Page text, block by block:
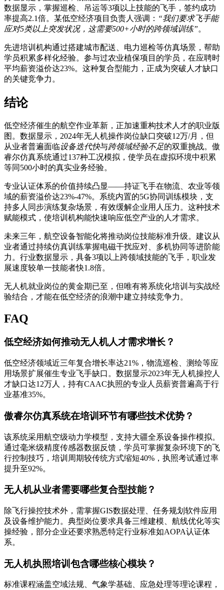
数据显示，掌握巡检、吊运等3项以上技能的飞手，签约成功
率提高2.1倍。某低空经济项目负责人强调： “我们要求飞手能
应对5类以上突发状况，这需要500+小时的跨领域训练”。
先进培训机构通过搭建城市配送、电力巡检等仿真场景，帮助
学员积累多样化经验。参与过农业植保项目的学员，在应聘时
平均薪资溢价达23%。这种复合型能力，正成为突破人才缺口
的关键竞争力。
结论
低空经济催生的航空作业革新，正加速重构技术人才的职业版
图。数据显示，2024年无人机操作岗位缺口突破12万/月，但
从业者普遍面临设备迭代快与跨领域经验不足的双重挑战。傲
睿尔仿真系统通过137种工况模拟，使学员在虚拟环境中积累
等同500小时的真实业务经验。
专业认证体系的价值持续凸显——持证飞手在物流、农业等领
域的薪资溢价达23%-47%。系统内置的5G协同训练模块，支
持多人同步演练复杂场景，有效缓解企业用人压力。这种技术
赋能模式，使培训机构能快速响应低空产业的人才需求。
未来三年，航空设备智能化将推动岗位技能标准升级。建议从
业者通过持续仿真训练掌握电磁干扰应对、多机协同等进阶能
力。行业数据显示，具备3项以上跨领域技能的飞手，职业发
展速度较单一技能者快1.8倍。
无人机就业岗位的黄金期已至，但唯有将系统化培训与实战经
验结合，才能在低空经济的浪潮中建立持续竞争力。
FAQ
低空经济如何推动无人机人才需求增长？
低空经济领域近三年复合增长率达21%，物流巡检、测绘等应
用场景扩展催生专业飞手缺口。数据显示2023年无人机操控人
才缺口达12万人，持有CAAC执照的专业人员薪资普遍高于行
业基准35%。
傲睿尔仿真系统在培训环节有哪些技术优势？
该系统采用航空级动力学模型，支持大疆全系设备操作模拟。
通过毫米级精度传感器数据反馈，学员可掌握复杂环境下的飞
行控制技巧，培训周期较传统方式缩短40%，执照考试通过率
提升至92%。
无人机从业者需要哪些复合型技能？
除飞行操控技术外，需掌握GIS数据处理、任务规划软件应用
及设备维护能力。典型岗位要求具备三维建模、航线优化等实
操经验，部分企业还要求熟悉特定行业标准如AOPA认证体
系。
无人机执照培训包含哪些核心模块？
标准课程涵盖空域法规、气象学基础、应急处理等理论课程，